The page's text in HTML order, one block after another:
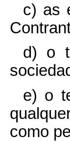
c) as
d) o
e) o
como